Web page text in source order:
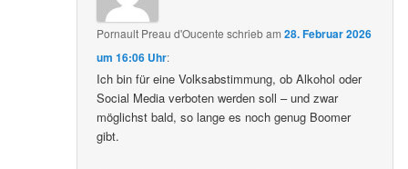
Pornault Preau d'Oucente schriebam28. Februar 2026
um 16:06 Uhr:
Ich bin für eine Volksabstimmung, ob Alkohol oder
Social Media verboten werden soll – und zwar
möglichst bald, so lange es noch genug Boomer
gibt.